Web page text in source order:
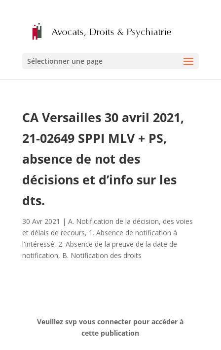
Sélectionner une page
CA Versailles 30 avril 2021,
21-02649 SPPI MLV + PS,
absence de not des
décisions et d’info sur les
dts.
30 Avr 2021 | A. Notification de la décision, des voies
et délais de recours, 1. Absence de notification à
l'intéressé, 2. Absence de la preuve de la date de
notification, B. Notification des droits
Veuillez svp vous connecter pour accéder à
cette publication